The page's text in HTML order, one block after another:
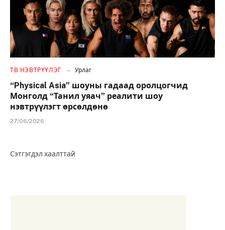
ТВ НЭВТРҮҮЛЭГ Урлаг
“Physical Asia” шоуны гадаад оролцогчид
Монголд “Танил уяач” реалити шоу
нэвтрүүлэгт өрсөлдөнө
27/06/2026
Сэтгэгдэл хаалттай